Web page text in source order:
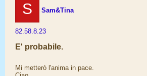
S Sam&Tina
82.58.8.23
E' probabile.
Mi metterò l'anima in pace.